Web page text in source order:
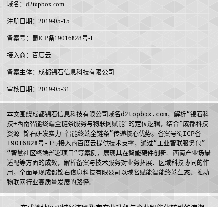
域名： d2topbox.com
注册日期：2019-05-15
备案号：蜀ICP备19016828号-1
接入商： 百度云
备案主体：成都锦石信息科技有限公司
审核日期：2019-05-31
本文围绕成都锦石信息科技有限公司域名d2topbox.com，解析“锦石科
技+西南智能终端全链条服务与物联网赋能”的定位逻辑，结合“成都科技
资源—锦石研发实力—智能终端全链条”传递核心优势。备案号蜀ICP备
19016828号-1与接入商百度云提供技术支撑，通过“工业智联服务包”
“智慧社区终端部署项目”等案例，展现其在智能硬件创新、西南产业场景
适配等方面的成效，解析备案与技术服务对业务拓展、区域科技协同的作
用，全面呈现成都锦石信息科技有限公司以域名赋能智能终端生态、推动
物联网行业高质量发展的路径。